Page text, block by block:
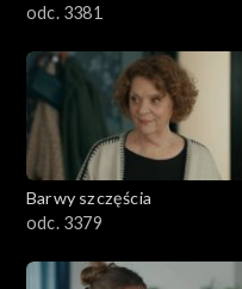
1101–1200
1001–1100
901–1000
801–900
odc. 3381
Barwy szczęścia
odc. 3379